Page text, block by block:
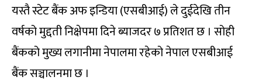
यस्तै स्टेट बैंक अफ इन्डिया (एसबीआई) ले दुईदेखि तीन
वर्षको मुद्दती निक्षेपमा दिने ब्याजदर ७ प्रतिशत छ । सोही
बैंकको मुख्य लगानीमा नेपालमा रहेको नेपाल एसबीआई
बैंक सञ्चालनमा छ ।